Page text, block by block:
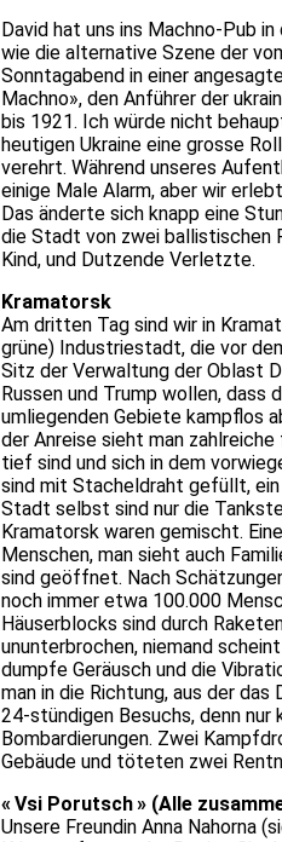
David hat uns ins Machno-Pub
wie die alternative Szene der
Sonntagabend in einer
Machno», den Anführer der
bis 1921. Ich würde nicht
heutigen Ukraine eine grosse
verehrt. Während unseres
einige Male Alarm, aber wir
Das änderte sich knapp eine
die Stadt von zwei ballistischen
Kind, und Dutzende Verletzte.
Kramatorsk
Am dritten Tag sind wir in
grüne) Industriestadt, die vor
Sitz der Verwaltung der Oblast
Russen und Trump wollen,
umliegenden Gebiete kampflos
der Anreise sieht man
tief sind und sich in dem
sind mit Stacheldraht gefüllt,
Stadt selbst sind nur die
Kramatorsk waren gemischt.
Menschen, man sieht auch
sind geöffnet. Nach
noch immer etwa 100.000
Häuserblocks sind durch
ununterbrochen, niemand
dumpfe Geräusch und die
man in die Richtung, aus der
24-stündigen Besuchs, denn nur
Bombardierungen. Zwei
Gebäude und töteten zwei
« Vsi Porutsch » (Alle
Unsere Freundin Anna Nahorna